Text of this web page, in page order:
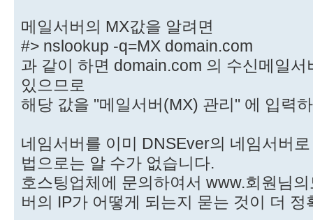
메일서버의 MX값을 알려면
#> nslookup -q=MX domain.com
과 같이 하면 domain.com 의 수신메일
있으므로
해당 값을 "메일서버(MX) 관리" 에 입력
네임서버를 이미 DNSEver의 네임서버
법으로는 알 수가 없습니다.
호스팅업체에 문의하여서 www.회원님
버의 IP가 어떻게 되는지 묻는 것이 더